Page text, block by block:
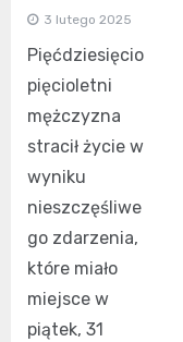
3 lutego 2025
Pięćdziesięcio
pięcioletni
mężczyzna
stracił życie w
wyniku
nieszczęśliwe
go zdarzenia,
które miało
miejsce w
piątek, 31